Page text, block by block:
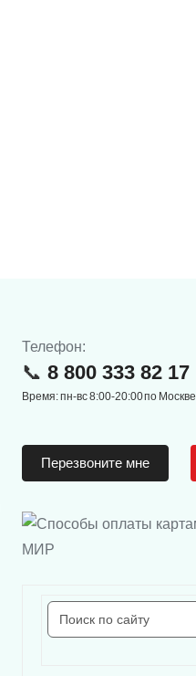
Телефон:
8 800 333 82 17
Время: пн-вс 8:00-20:00 по Москве
Перезвоните мне